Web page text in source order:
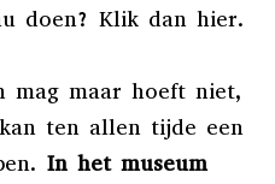
doen? Klik dan hier.
mag maar hoeft niet,
ten allen tijde een
In het museum